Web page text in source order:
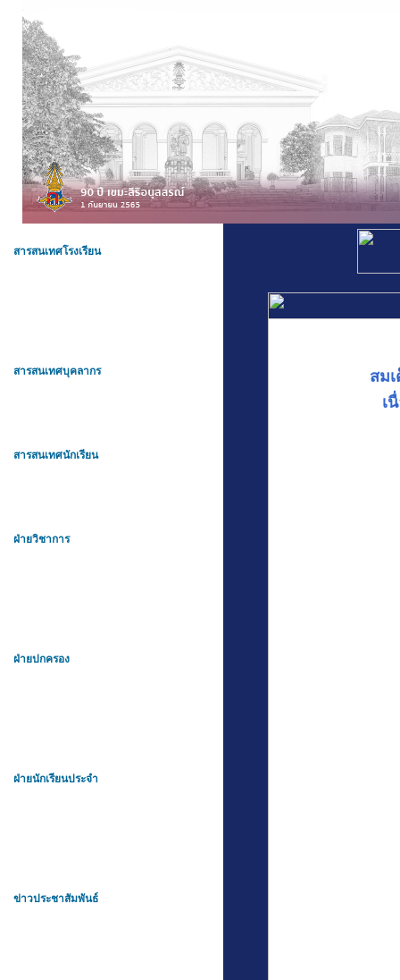
สารสนเทศโรงเรียน
สารสนเทศบุคลากร
สารสนเทศนักเรียน
ฝ่ายวิชาการ
ฝ่ายปกครอง
ฝ่ายนักเรียนประจำ
ข่าวประชาสัมพันธ์
สม
เ